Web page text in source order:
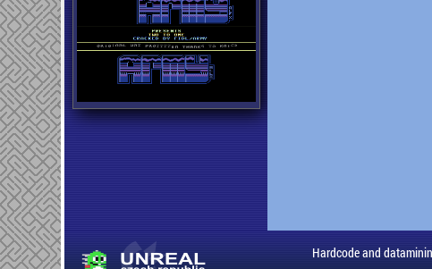
Hardcode and